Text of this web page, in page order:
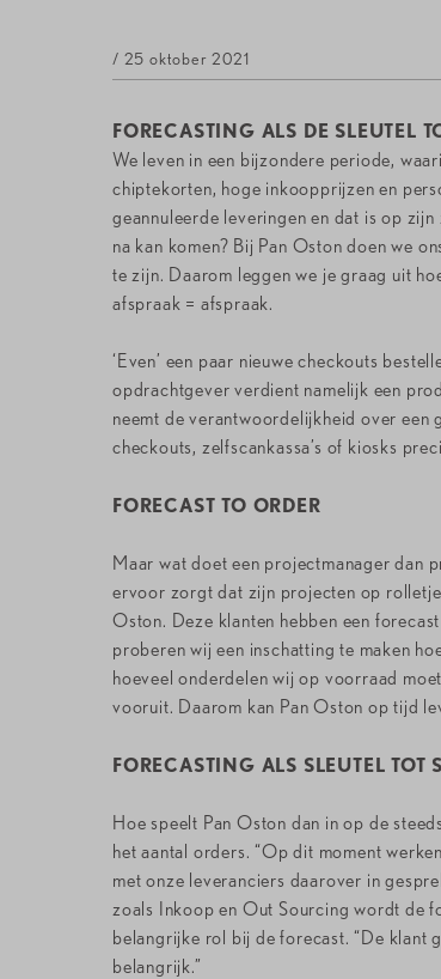
/ 25 oktober 2021
FORECASTING ALS DE SLEUTEL
We leven in een bijzondere periode,
chiptekorten, hoge inkoopprijzen en
geannuleerde leveringen en dat is op
na kan komen? Bij Pan Oston doen we
te zijn. Daarom leggen we je graag uit
afspraak = afspraak.
‘Even’ een paar nieuwe checkouts
opdrachtgever verdient namelijk een
neemt de verantwoordelijkheid over
checkouts, zelfscankassa’s of kiosks
FORECAST TO ORDER
Maar wat doet een projectmanager dan
ervoor zorgt dat zijn projecten op
Oston. Deze klanten hebben een
proberen wij een inschatting te maken
hoeveel onderdelen wij op voorraad
vooruit. Daarom kan Pan Oston op tijd
FORECASTING ALS SLEUTEL TOT
Hoe speelt Pan Oston dan in op de
het aantal orders. “Op dit moment
met onze leveranciers daarover in
zoals Inkoop en Out Sourcing wordt de
belangrijke rol bij de forecast. “De klant
belangrijk.”